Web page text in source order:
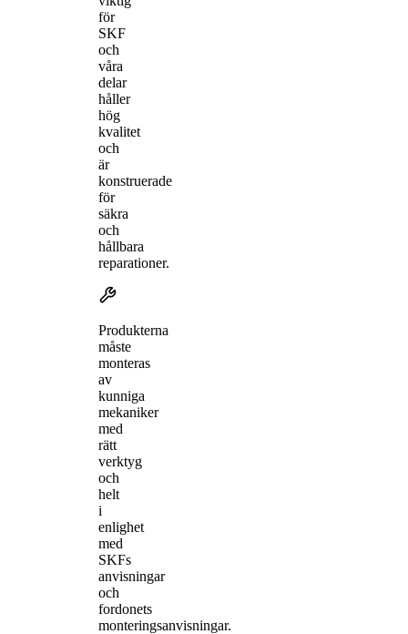
för
SKF
och
våra
delar
håller
hög
kvalitet
och
är
konstruerade
för
säkra
och
hållbara
reparationer.
Produkterna
måste
monteras
av
kunniga
mekaniker
med
rätt
verktyg
och
helt
i
enlighet
med
SKFs
anvisningar
och
fordonets
monteringsanvisningar.